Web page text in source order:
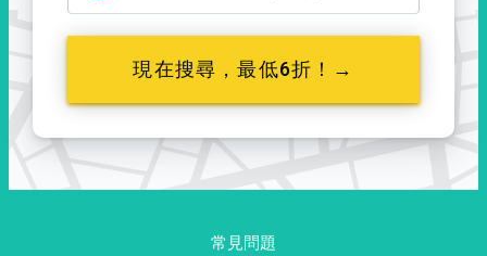
現在搜尋，最低6折！→
常見問題